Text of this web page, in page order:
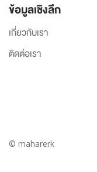
ข้อมูลเชิงลึก
เกี่ยวกับเรา
ติดต่อเรา
© maharerk